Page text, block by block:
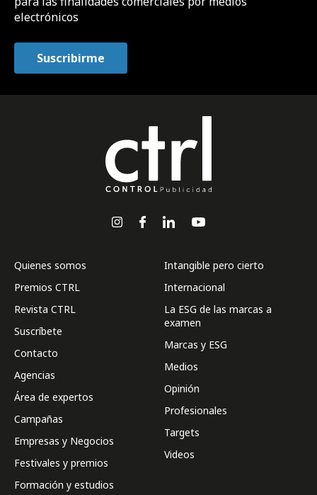
electrónicos
Quienes somos
Premios CTRL
Revista CTRL
Suscríbete
Contacto
Agencias
Área de expertos
Campañas
Empresas y Negocios
Festivales y premios
Formación y estudios
Intangible pero cierto
Internacional
La ESG de las marcas a
examen
Marcas y ESG
Medios
Opinión
Profesionales
Targets
Videos